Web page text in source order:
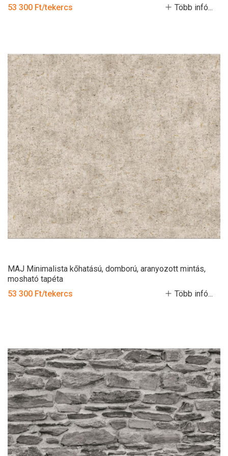
53 300 Ft/tekercs
Több infó...
MAJ Minimalista kőhatású, domború, aranyozott mintás,
mosható tapéta
53 300 Ft/tekercs
Több infó...